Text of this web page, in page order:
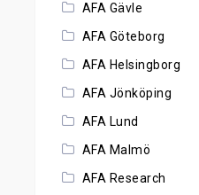
AFA Gävle
AFA Göteborg
AFA Helsingborg
AFA Jönköping
AFA Lund
AFA Malmö
AFA Research